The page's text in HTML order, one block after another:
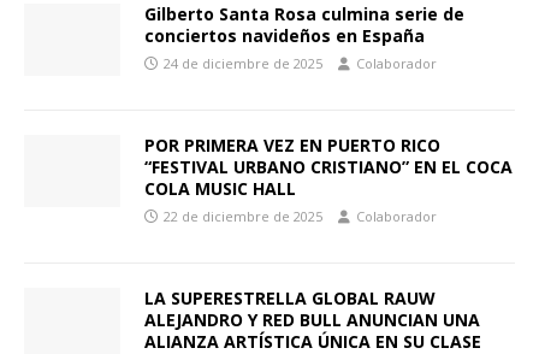
Gilberto Santa Rosa culmina serie de
conciertos navideños en España
24 de diciembre de 2025 Colaborador
POR PRIMERA VEZ EN PUERTO RICO
“FESTIVAL URBANO CRISTIANO” EN EL COCA
COLA MUSIC HALL
22 de diciembre de 2025 Colaborador
LA SUPERESTRELLA GLOBAL RAUW
ALEJANDRO Y RED BULL ANUNCIAN UNA
ALIANZA ARTÍSTICA ÚNICA EN SU CLASE